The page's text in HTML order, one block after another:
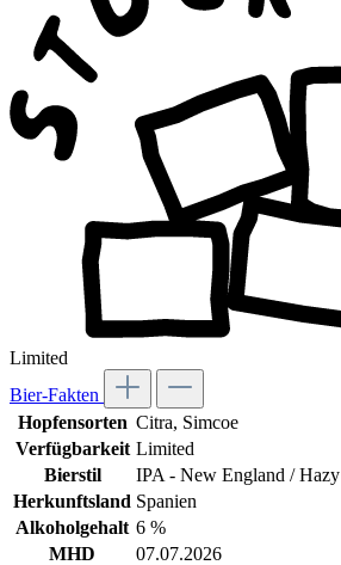
Limited
Bier-Fakten
Hopfensorten Citra, Simcoe
Verfügbarkeit Limited
Bierstil
IPA - New England / Hazy
Herkunftsland Spanien
Alkoholgehalt 6 %
MHD
07.07.2026